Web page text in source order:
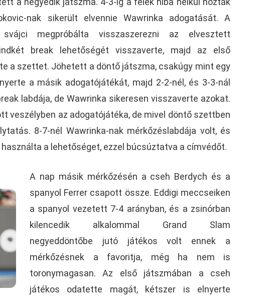
nak sikerült elvennie Wawrinka adogatását. A
megpróbálta visszaszerezni az elvesztett
break lehetőségét visszaverte, majd az első
a szettet. Jöhetett a döntő játszma, csakúgy mint egy
a másik adogatójátékát, majd 2-2-nél, és 3-3-nál
labdája, de Wawrinka sikeresen visszaverte azokat.
veszélyben az adogatójátéka, de mivel döntő szettben
8-7-nél Wawrinka-nak mérkőzéslabdája volt, és
a lehetőséget, ezzel búcsúztatva a címvédőt.
A nap másik mérkőzésén a cseh Berdych és a
spanyol Ferrer csapott össze. Eddigi meccseiken
a spanyol vezetett 7-4 arányban, és a zsinórban
kilencedik alkalommal Grand Slam
negyeddöntőbe jutó játékos volt ennek a
mérkőzésnek a favoritja, még ha nem is
toronymagasan. Az első játszmában a cseh
játékos odatette magát, kétszer is elnyerte